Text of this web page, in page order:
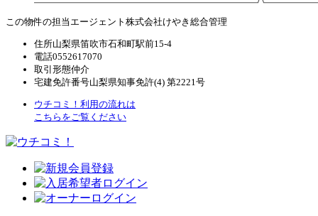
この物件の担当エージェント 株式会社けやき総合管理
住所山梨県笛吹市石和町駅前15-4
電話0552617070
取引形態仲介
宅建免許番号山梨県知事免許(4) 第2221号
ウチコミ！利用の流れは
こちらをご覧ください